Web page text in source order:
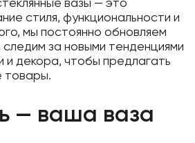
вазы — это
стиля, функциональности и
мы постоянно обновляем
за новыми тенденциями
и декора, чтобы предлагать
товары.
— ваша ваза